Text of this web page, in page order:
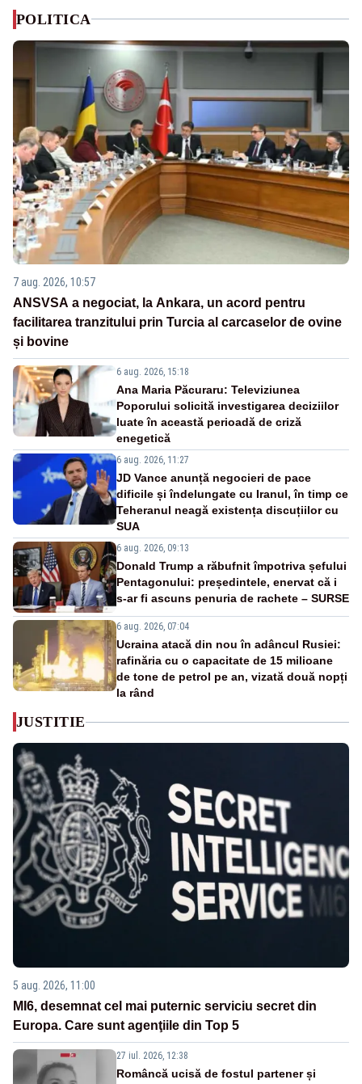
POLITICA
7 aug. 2026, 10:57
ANSVSA a negociat, la Ankara, un acord pentru
facilitarea tranzitului prin Turcia al carcaselor de ovine
și bovine
6 aug. 2026, 15:18
Ana Maria Păcuraru: Televiziunea
Poporului solicită investigarea deciziilor
luate în această perioadă de criză
enegetică
6 aug. 2026, 11:27
JD Vance anunță negocieri de pace
dificile și îndelungate cu Iranul, în timp ce
Teheranul neagă existența discuțiilor cu
SUA
6 aug. 2026, 09:13
Donald Trump a răbufnit împotriva șefului
Pentagonului: președintele, enervat că i
s-ar fi ascuns penuria de rachete – SURSE
6 aug. 2026, 07:04
Ucraina atacă din nou în adâncul Rusiei:
rafinăria cu o capacitate de 15 milioane
de tone de petrol pe an, vizată două nopți
la rând
JUSTITIE
5 aug. 2026, 11:00
MI6, desemnat cel mai puternic serviciu secret din
Europa. Care sunt agenţiile din Top 5
27 iul. 2026, 12:38
Româncă ucisă de fostul partener și